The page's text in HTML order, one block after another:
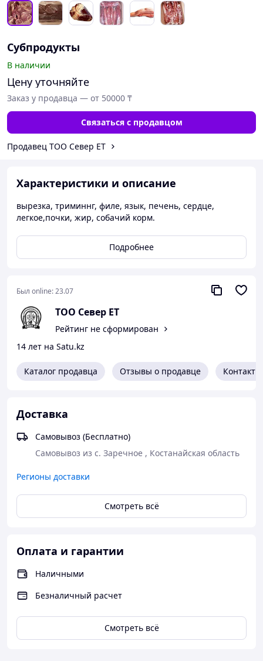
Субпродукты
В наличии
Цену уточняйте
Заказ у продавца — от 50000 ₸
Связаться с продавцом
Продавец ТОО Север ЕТ
Характеристики и описание
вырезка, триминнг, филе, язык, печень, сердце,
легкое,почки, жир, собачий корм.
Подробнее
Был online:23.07
ТОО Север ЕТ
Рейтинг не сформирован
14 лет на Satu.kz
Каталог продавца Отзывы о продавце Контакты
Доставка
Самовывоз (Бесплатно)
Самовывоз из с. Заречное , Костанайская область
Регионы доставки
Смотреть всё
Оплата и гарантии
Наличными
Безналичный расчет
Смотреть всё